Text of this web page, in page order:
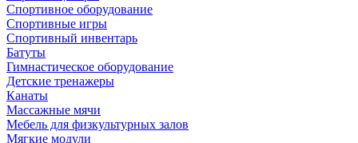
Спортивное оборудование
Спортивные игры
Спортивный инвентарь
Батуты
Гимнастическое оборудование
Детские тренажеры
Канаты
Массажные мячи
Мебель для физкультурных залов
Мягкие модули